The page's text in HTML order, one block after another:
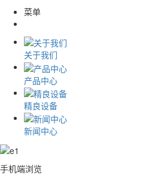
菜单
关于我们
产品中心
精良设备
新闻中心
手机端浏览